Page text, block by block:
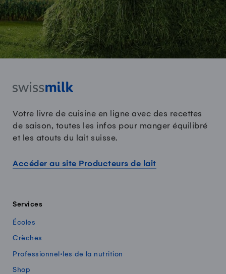
Votre livre de cuisine en ligne avec des recettes
de saison, toutes les infos pour manger équilibré
et les atouts du lait suisse.
Accéder au site Producteurs de lait
Services
Écoles
Crèches
Professionnel·les de la nutrition
Shop